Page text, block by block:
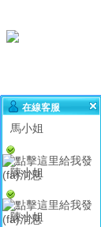
設為主頁 加入收藏
首頁
在線客服
馬小姐
陳小姐
陳小姐